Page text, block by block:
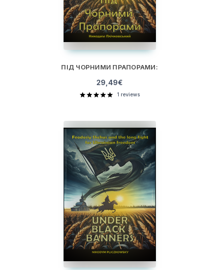
ПІД ЧОРНИМИ ПРАПОРАМИ:
29,49€
1 reviews